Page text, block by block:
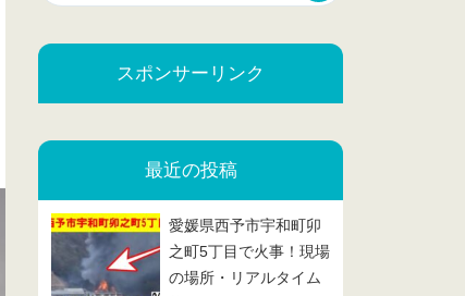
スポンサーリンク
最近の投稿
愛媛県西予市宇和町卯
之町5丁目で火事！現場
の場所・リアルタイム